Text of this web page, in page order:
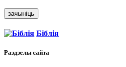
зачыніць
Біблія
Раздзелы сайта